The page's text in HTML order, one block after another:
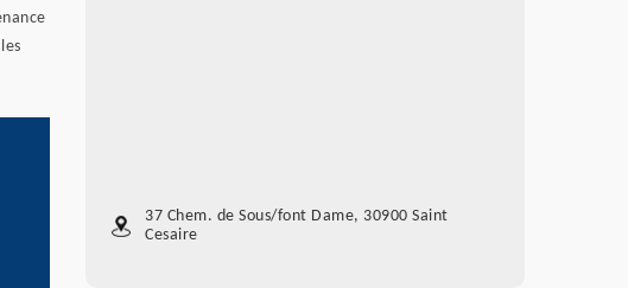
37 Chem. de Sous/font Dame, 30900 Saint
Cesaire